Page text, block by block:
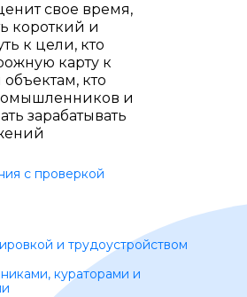
свое время,
короткий и
к цели, кто
карту к
кто
и
зарабатывать
c проверкой
и трудоустройством
кураторами и
обучения *
*